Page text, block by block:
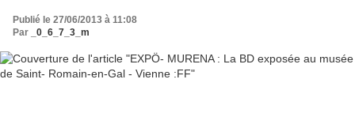
Publié le 27/06/2013 à 11:08
Par
_0_6_7_3_m